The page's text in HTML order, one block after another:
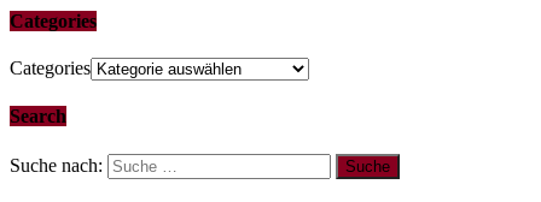
Categories
Categories
Search
Suche nach: